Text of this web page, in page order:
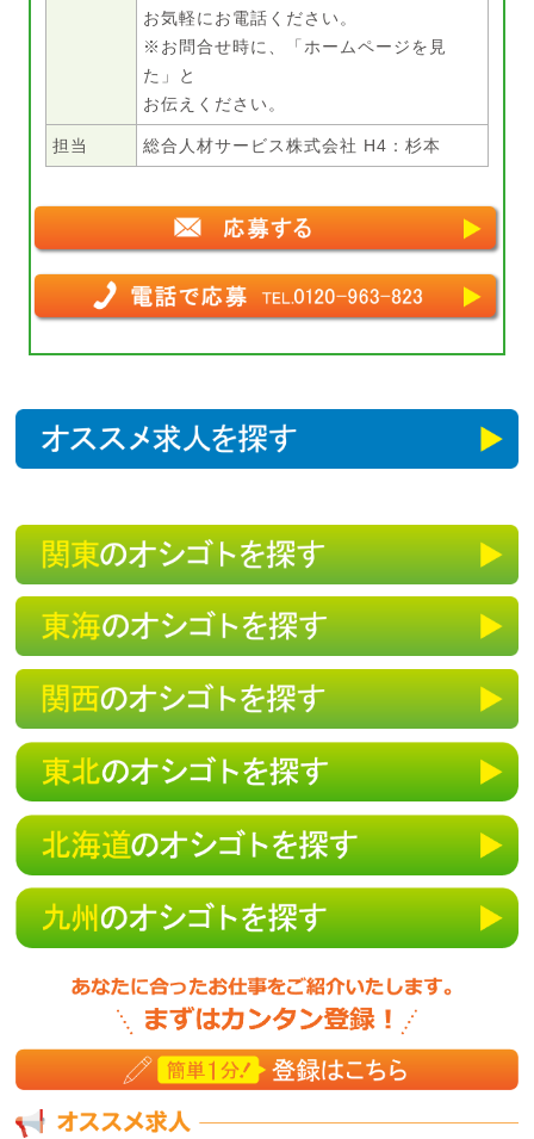
お気軽にお電話ください。
※お問合せ時に、「ホームページを見
た」と
お伝えください。
担当 総合人材サービス株式会社 H4：杉本